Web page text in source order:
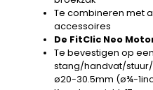
Te combineren met
accessoires
De FitClic Neo
Te bevestigen op
stang/handvat/
ø20-30.5mm (ø¾-